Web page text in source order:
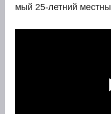
мый 25-лет­ний